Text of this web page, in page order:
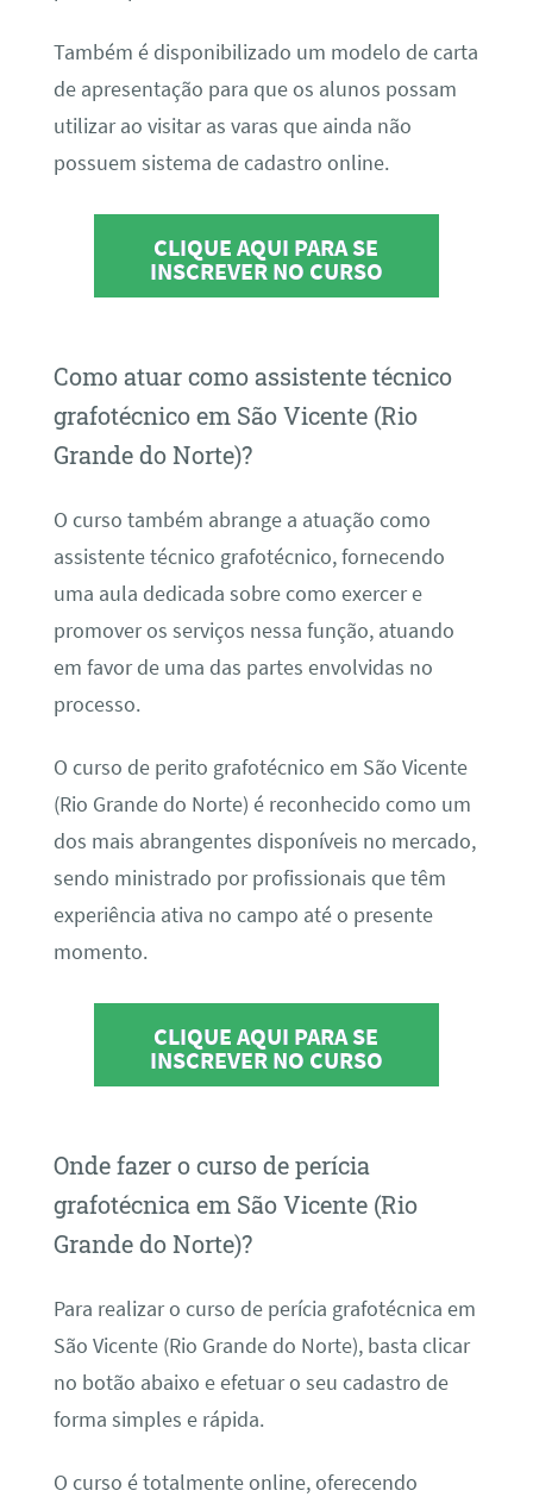
Também é disponibilizado um modelo de carta
de apresentação para que os alunos possam
utilizar ao visitar as varas que ainda não
possuem sistema de cadastro online.
CLIQUE AQUI PARA SE
INSCREVER NO CURSO
Como atuar como assistente técnico
grafotécnico em São Vicente (Rio
Grande do Norte)?
O curso também abrange a atuação como
assistente técnico grafotécnico, fornecendo
uma aula dedicada sobre como exercer e
promover os serviços nessa função, atuando
em favor de uma das partes envolvidas no
processo.
O curso de perito grafotécnico em São Vicente
(Rio Grande do Norte) é reconhecido como um
dos mais abrangentes disponíveis no mercado,
sendo ministrado por profissionais que têm
experiência ativa no campo até o presente
momento.
CLIQUE AQUI PARA SE
INSCREVER NO CURSO
Onde fazer o curso de perícia
grafotécnica em São Vicente (Rio
Grande do Norte)?
Para realizar o curso de perícia grafotécnica em
São Vicente (Rio Grande do Norte), basta clicar
no botão abaixo e efetuar o seu cadastro de
forma simples e rápida.
O curso é totalmente online, oferecendo